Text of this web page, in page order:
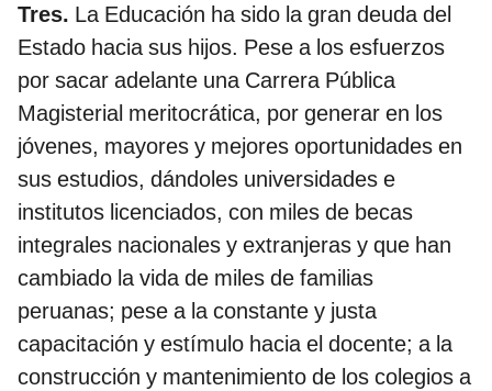
Tres. La Educación ha sido la gran deuda del
Estado hacia sus hijos. Pese a los esfuerzos
por sacar adelante una Carrera Pública
Magisterial meritocrática, por generar en los
jóvenes, mayores y mejores oportunidades en
sus estudios, dándoles universidades e
institutos licenciados, con miles de becas
integrales nacionales y extranjeras y que han
cambiado la vida de miles de familias
peruanas; pese a la constante y justa
capacitación y estímulo hacia el docente; a la
construcción y mantenimiento de los colegios a